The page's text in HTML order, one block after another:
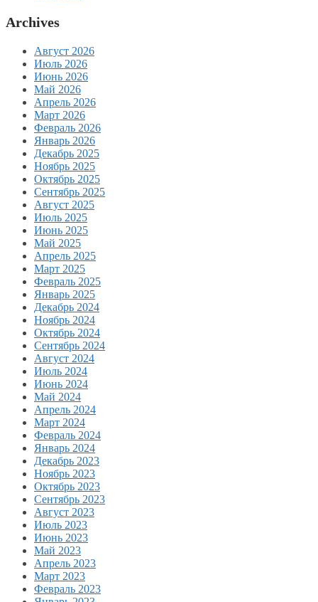
Archives
Август 2026
Июль 2026
Июнь 2026
Май 2026
Апрель 2026
Март 2026
Февраль 2026
Январь 2026
Декабрь 2025
Ноябрь 2025
Октябрь 2025
Сентябрь 2025
Август 2025
Июль 2025
Июнь 2025
Май 2025
Апрель 2025
Март 2025
Февраль 2025
Январь 2025
Декабрь 2024
Ноябрь 2024
Октябрь 2024
Сентябрь 2024
Август 2024
Июль 2024
Июнь 2024
Май 2024
Апрель 2024
Март 2024
Февраль 2024
Январь 2024
Декабрь 2023
Ноябрь 2023
Октябрь 2023
Сентябрь 2023
Август 2023
Июль 2023
Июнь 2023
Май 2023
Апрель 2023
Март 2023
Февраль 2023